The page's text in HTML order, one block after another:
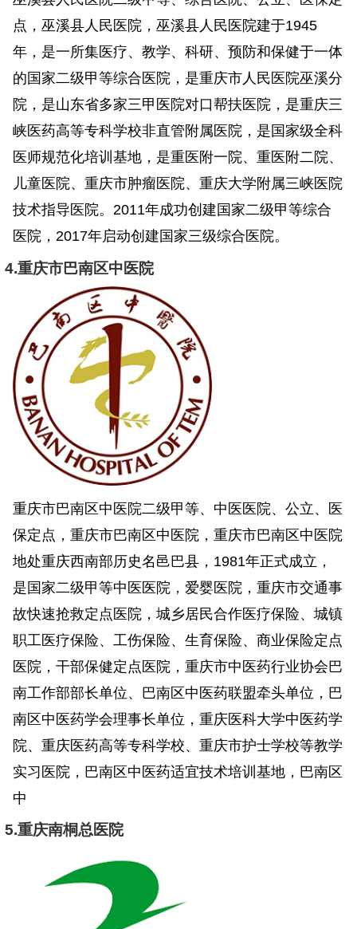
点，巫溪县人民医院，巫溪县人民医院建于1945
年，是一所集医疗、教学、科研、预防和保健于一体
的国家二级甲等综合医院，是重庆市人民医院巫溪分
院，是山东省多家三甲医院对口帮扶医院，是重庆三
峡医药高等专科学校非直管附属医院，是国家级全科
医师规范化培训基地，是重医附一院、重医附二院、
儿童医院、重庆市肿瘤医院、重庆大学附属三峡医院
技术指导医院。2011年成功创建国家二级甲等综合
医院，2017年启动创建国家三级综合医院。
4.重庆市巴南区中医院
重庆市巴南区中医院二级甲等、中医医院、公立、医
保定点，重庆市巴南区中医院，重庆市巴南区中医院
地处重庆西南部历史名邑巴县，1981年正式成立，
是国家二级甲等中医医院，爱婴医院，重庆市交通事
故快速抢救定点医院，城乡居民合作医疗保险、城镇
职工医疗保险、工伤保险、生育保险、商业保险定点
医院，干部保健定点医院，重庆市中医药行业协会巴
南工作部部长单位、巴南区中医药联盟牵头单位，巴
南区中医药学会理事长单位，重庆医科大学中医药学
院、重庆医药高等专科学校、重庆市护士学校等教学
实习医院，巴南区中医药适宜技术培训基地，巴南区
中
5.重庆南桐总医院